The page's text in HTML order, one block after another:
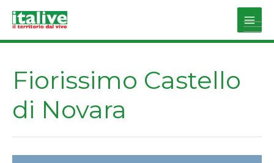
Main
Fiorissimo Castello
di Novara